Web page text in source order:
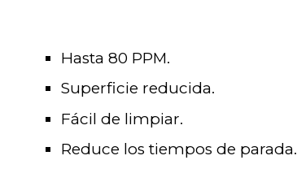
Hasta 80 PPM.
Superficie reducida.
Fácil de limpiar.
Reduce los tiempos de parada.